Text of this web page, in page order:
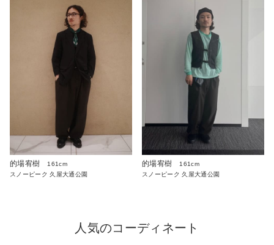
的場宥樹
161cm
スノーピーク 久屋大通公園
的場宥樹
161cm
スノーピーク 久屋大通公園
人気のコーディネート